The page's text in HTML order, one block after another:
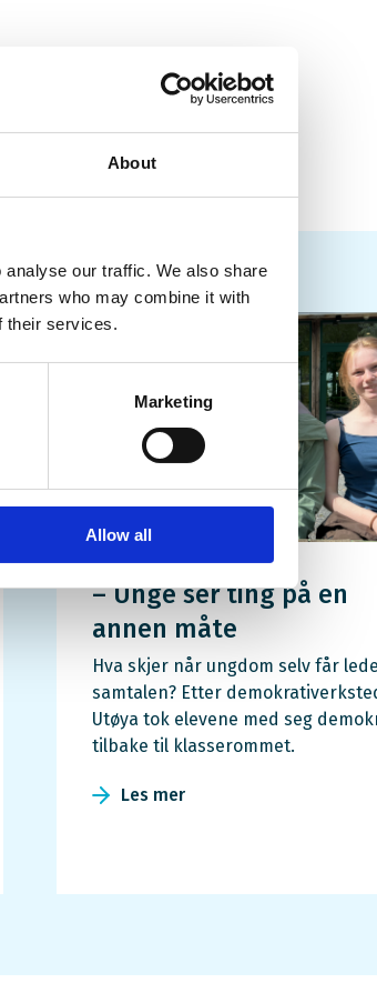
About
our traffic. We also share
who may combine it with
their services.
Marketing
Allow all
– Unge ser ting på en
annen måte
Hva skjer når ungdom selv får lede
samtalen? Etter
Utøya tok elevene med seg
tilbake til klasserommet.
Les mer